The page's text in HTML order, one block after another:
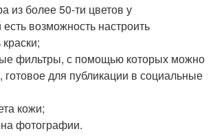
из более 50-ти цветов у
возможность настроить
фильтры, с помощью которых можно
готовое для публикации в социальные
кожи;
фотографии.